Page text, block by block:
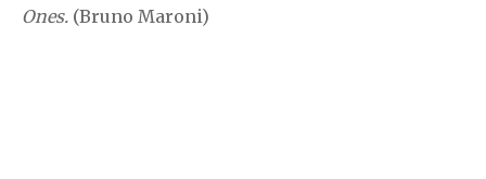
Ones. (Bruno Maroni)